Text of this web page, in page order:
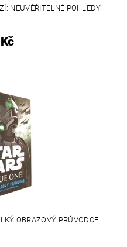
NEUVĚŘITELNÉ POHLEDY
OBRAZOVÝ PRŮVODCE